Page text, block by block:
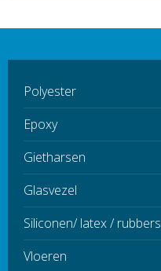
Polyester
Epoxy
Gietharsen
Glasvezel
Siliconen/ latex / rubbers
Vloeren